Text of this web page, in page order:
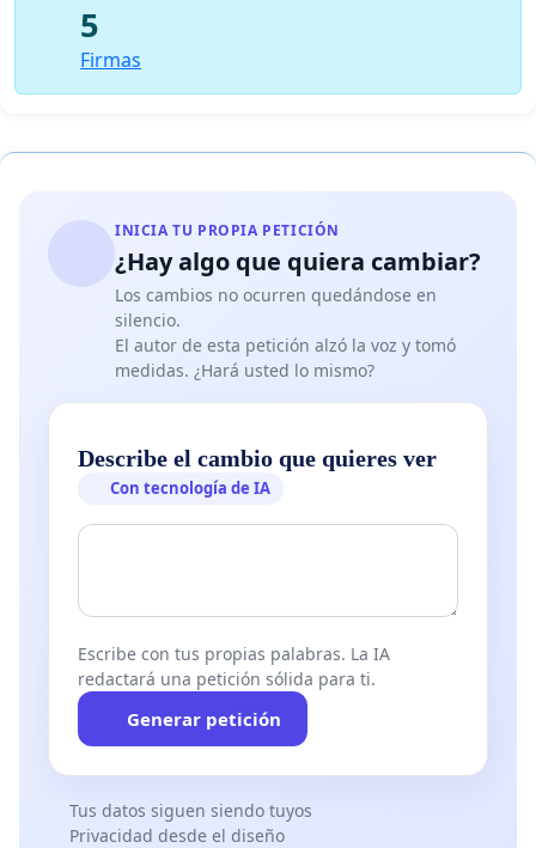
5
Firmas
INICIA TU PROPIA PETICIÓN
¿Hay algo que quiera cambiar?
Los cambios no ocurren quedándose en
silencio.
El autor de esta petición alzó la voz y tomó
medidas. ¿Hará usted lo mismo?
Describe el cambio que quieres ver
Con tecnología de IA
Escribe con tus propias palabras. La IA
redactará una petición sólida para ti.
Generar petición
Tus datos siguen siendo tuyos
Privacidad desde el diseño